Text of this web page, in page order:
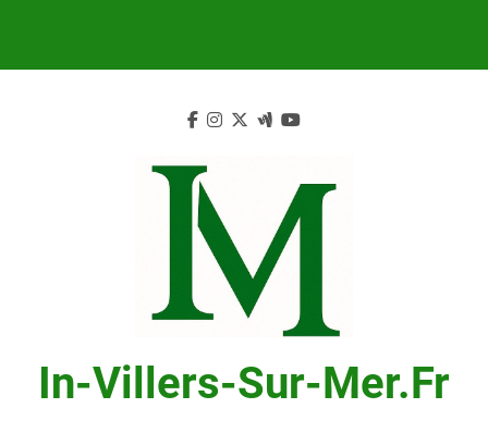
In-Villers-Sur-Mer.fr